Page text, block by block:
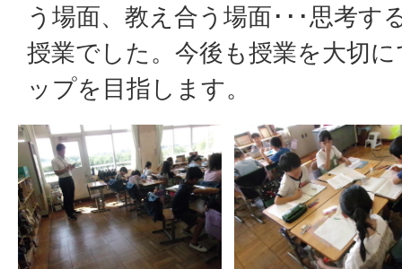
う場面、教え合う場面･･･思考す
授業でした。今後も授業を大切
ップを目指します。